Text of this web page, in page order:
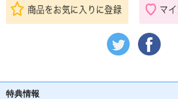
特典情報